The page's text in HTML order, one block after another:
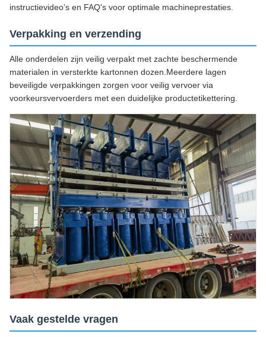
instructievideo's en FAQ's voor optimale machineprestaties.
Verpakking en verzending
Alle onderdelen zijn veilig verpakt met zachte beschermende
materialen in versterkte kartonnen dozen.Meerdere lagen
beveiligde verpakkingen zorgen voor veilig vervoer via
voorkeursvervoerders met een duidelijke productetikettering.
Vaak gestelde vragen